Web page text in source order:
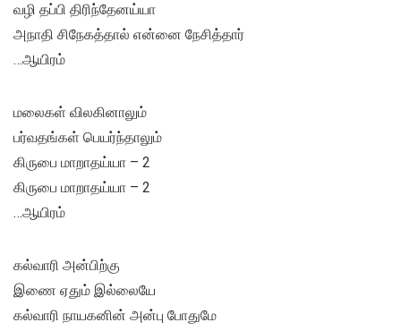
வழி தப்பி திரிந்தேனய்யா
அநாதி சிநேகத்தால் என்னை நேசித்தார்
…ஆயிரம்
மலைகள் விலகினாலும்
பர்வதங்கள் பெயர்ந்தாலும்
கிருபை மாறாதய்யா – 2
கிருபை மாறாதய்யா – 2
…ஆயிரம்
கல்வாரி அன்பிற்கு
இணை ஏதும் இல்லையே
கல்வாரி நாயகனின் அன்பு போதுமே